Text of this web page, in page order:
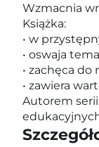
Wzmacnia
Książka:
• w
• oswaja
• zachęca
• zawiera
Autorem